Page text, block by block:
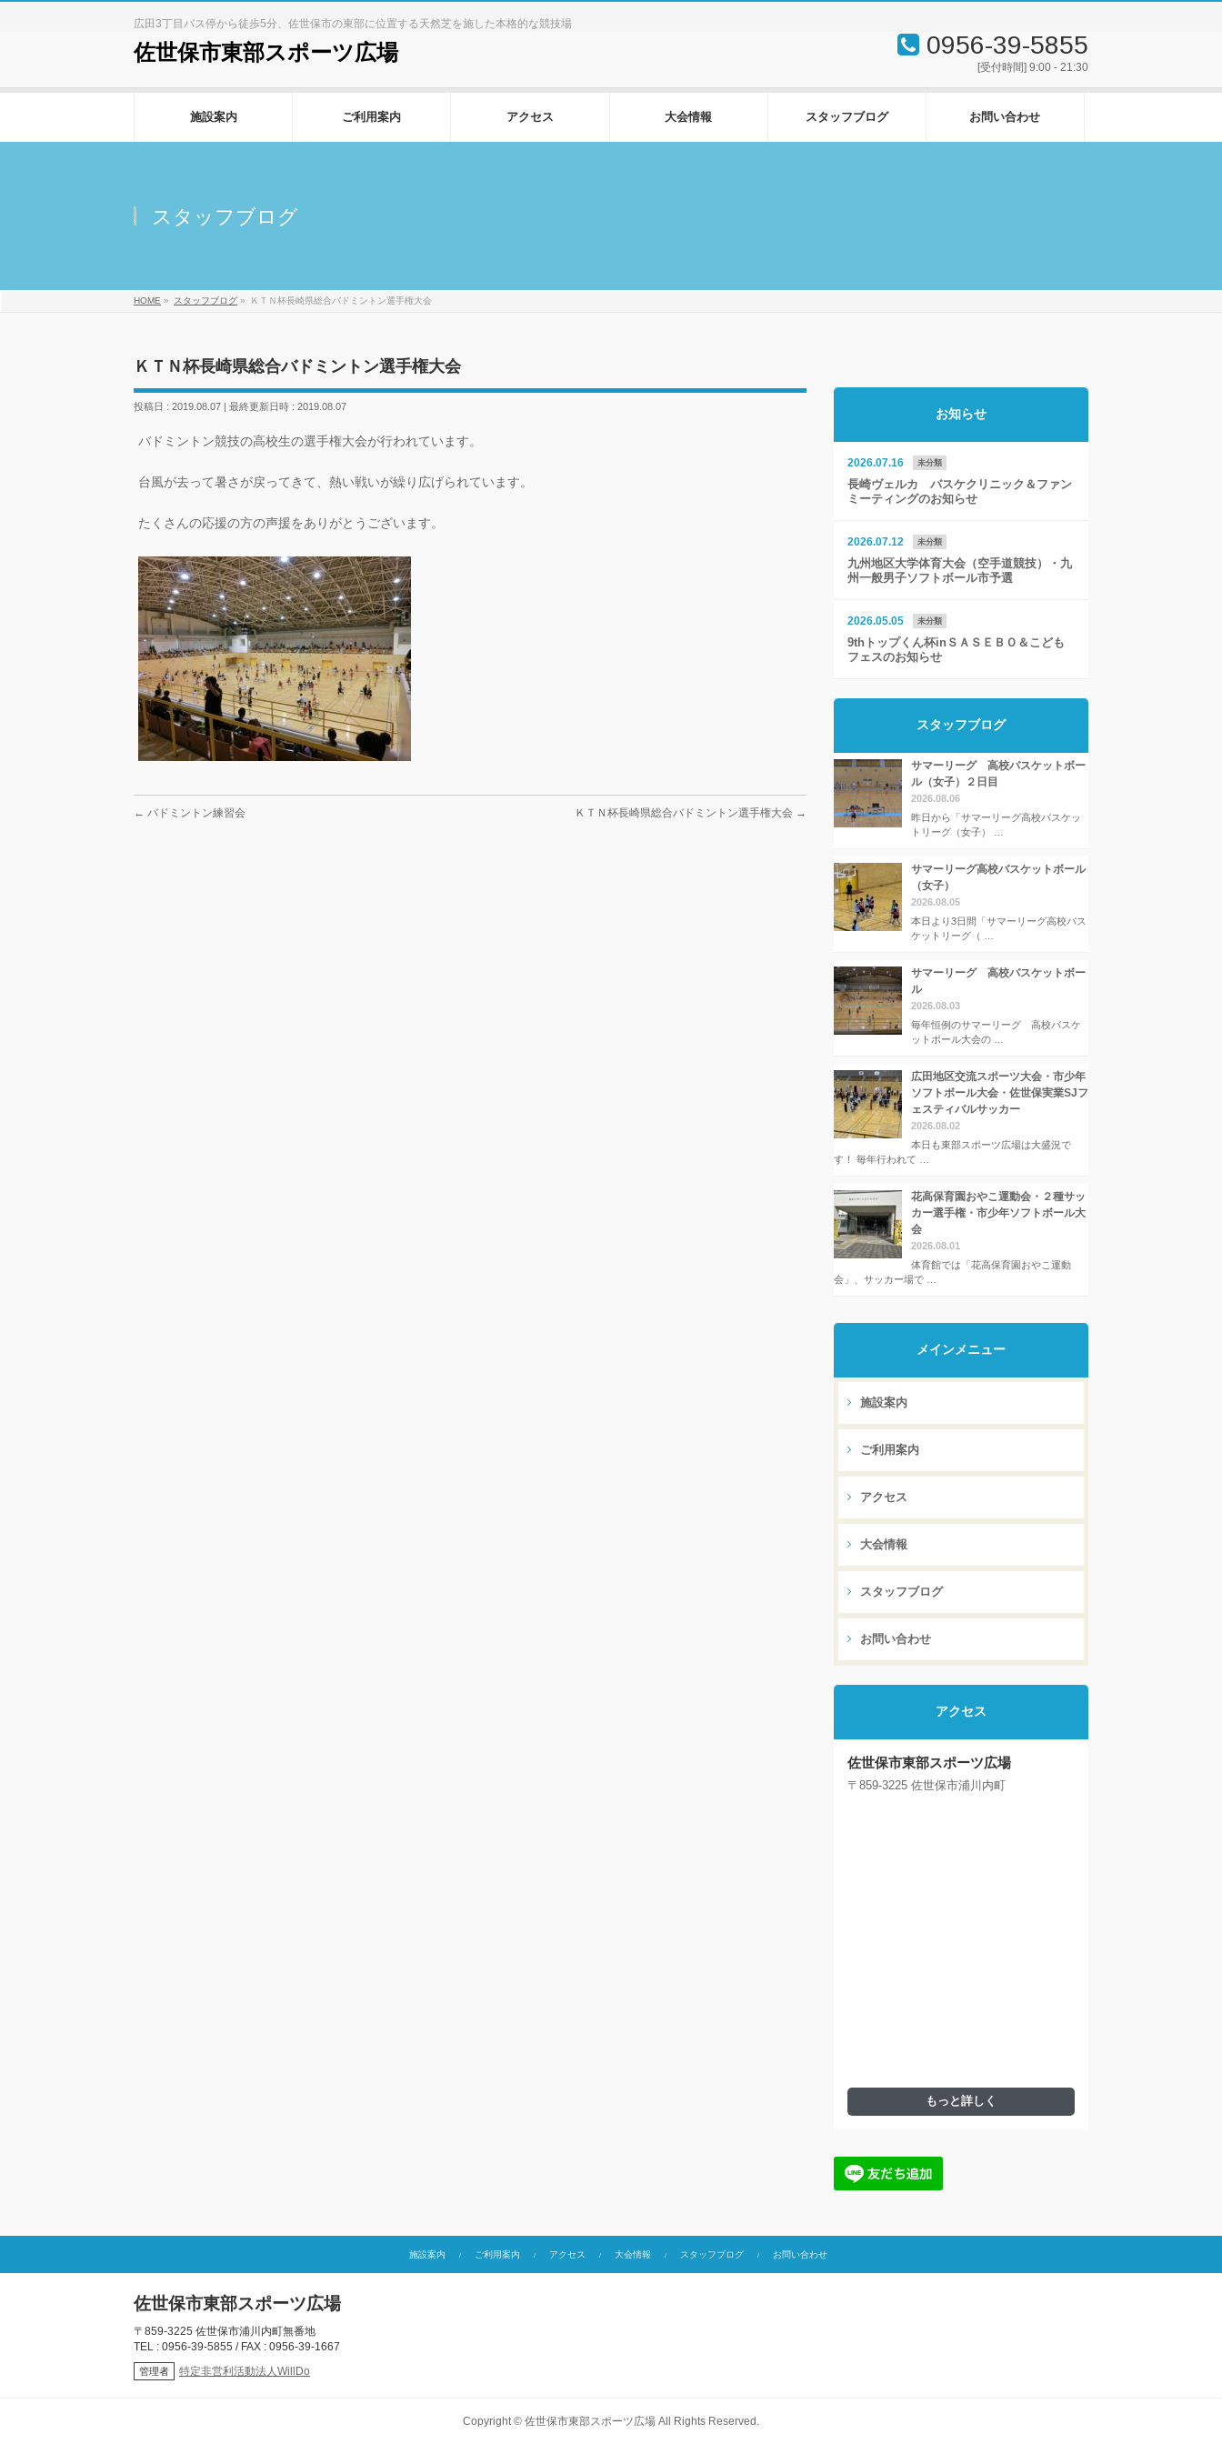
広田3丁目バス停から徒歩5分、佐世保市の東部に位置する天然芝を施した本格的な競技場
佐世保市東部スポーツ広場 0956-39-5855
[受付時間] 9:00 - 21:30
施設案内 ご利用案内 アクセス 大会情報 スタッフブログ お問い合わせ
スタッフブログ
HOME » スタッフブログ » ＫＴＮ杯長崎県総合バドミントン選手権大会
ＫＴＮ杯長崎県総合バドミントン選手権大会
投稿日 : 2019.08.07 最終更新日時 : 2019.08.07
バドミントン競技の高校生の選手権大会が行われています。
台風が去って暑さが戻ってきて、熱い戦いが繰り広げられています。
たくさんの応援の方の声援をありがとうございます。
← バドミントン練習会 ＫＴＮ杯長崎県総合バドミントン選手権大会 →
お知らせ
2026.07.16 未分類
長崎ヴェルカ バスケクリニック＆ファン
ミーティングのお知らせ
2026.07.12 未分類
九州地区大学体育大会（空手道競技）・九
州一般男子ソフトボール市予選
2026.05.05 未分類
9thトップくん杯inＳＡＳＥＢＯ＆こども
フェスのお知らせ
スタッフブログ
サマーリーグ 高校バスケットボー
ル（女子）２日目
2026.08.06
昨日から「サマーリーグ高校バスケッ
トリーグ（女子） …
サマーリーグ高校バスケットボール
（女子）
2026.08.05
本日より3日間「サマーリーグ高校バス
ケットリーグ（ …
サマーリーグ 高校バスケットボー
ル
2026.08.03
毎年恒例のサマーリーグ 高校バスケ
ットボール大会の …
広田地区交流スポーツ大会・市少年
ソフトボール大会・佐世保実業SJフ
ェスティバルサッカー
2026.08.02
本日も東部スポーツ広場は大盛況で
す！ 毎年行われて …
花高保育園おやこ運動会・２種サッ
カー選手権・市少年ソフトボール大
会
2026.08.01
体育館では「花高保育園おやこ運動
会」、サッカー場で …
メインメニュー
施設案内
ご利用案内
アクセス
大会情報
スタッフブログ
お問い合わせ
アクセス
佐世保市東部スポーツ広場
〒859-3225 佐世保市浦川内町
もっと詳しく
施設案内 ご利用案内 アクセス 大会情報 スタッフブログ お問い合わせ
佐世保市東部スポーツ広場
〒859-3225 佐世保市浦川内町無番地
TEL : 0956-39-5855 / FAX : 0956-39-1667
管理者 特定非営利活動法人WillDo
Copyright © 佐世保市東部スポーツ広場 All Rights Reserved.